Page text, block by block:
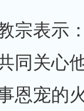
宗表示
同关心
恩宠的